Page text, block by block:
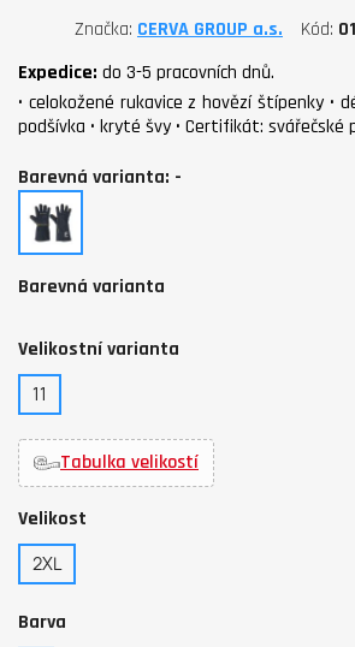
Značka CERVA GROUP a.s. Kód
Expedice: do 3-5 pracovních dnů.
• celokožené rukavice z hovězí štípenky •
podšívka • kryté švy • Certifikát: svářečské
Barevná varianta: -
Barevná varianta
Velikostní varianta
11
Tabulka velikostí
Velikost
2XL
Barva